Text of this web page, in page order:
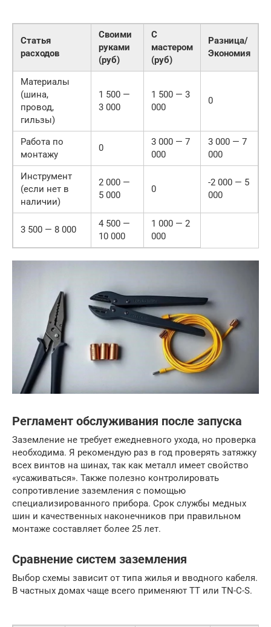
Статья
расходов
Своими
руками
(руб)
С
мастером
(руб)
Разница/
Экономия
Материалы
(шина,
провод,
гильзы)
1 500 —
3 000
1 500 — 3
000
0
Работа по
монтажу
0
3 000 — 7
000
3 000 — 7
000
Инструмент
(если нет в
наличии)
2 000 —
5 000
0
-2 000 — 5
000
3 500 — 8 000
4 500 —
10 000
1 000 — 2
000
Регламент обслуживания после запуска
Заземление не требует ежедневного ухода, но проверка
необходима. Я рекомендую раз в год проверять затяжку
всех винтов на шинах, так как металл имеет свойство
«усаживаться». Также полезно контролировать
сопротивление заземления с помощью
специализированного прибора. Срок службы медных
шин и качественных наконечников при правильном
монтаже составляет более 25 лет.
Сравнение систем заземления
Выбор схемы зависит от типа жилья и вводного кабеля.
В частных домах чаще всего применяют TT или TN-C-S.